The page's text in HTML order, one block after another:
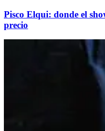
Pisco Elqui: donde el
precio